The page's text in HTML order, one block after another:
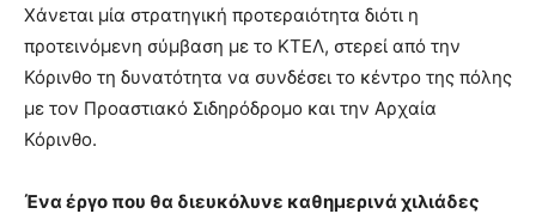
Χάνεται μία στρατηγική προτεραιότητα διότι η
προτεινόμενη σύμβαση με το ΚΤΕΛ, στερεί από την
Κόρινθο τη δυνατότητα να συνδέσει το κέντρο της πόλης
με τον Προαστιακό Σιδηρόδρομο και την Αρχαία
Κόρινθο.
Ένα έργο που θα διευκόλυνε καθημερινά χιλιάδες